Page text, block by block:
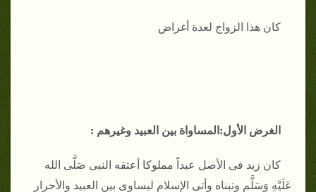
كان هذا الزواج لعدة أغراض
الغرض الأول:المساواة بين العبيد وغيرهم :
كان زيد فى الأصل عبداً مملوكا أعتقه النبى صَلَّى الله
عَلَيْهِ وَسَلَّم وتبناه وأتى الإسلام ليساوى بين العبيد والأحرار